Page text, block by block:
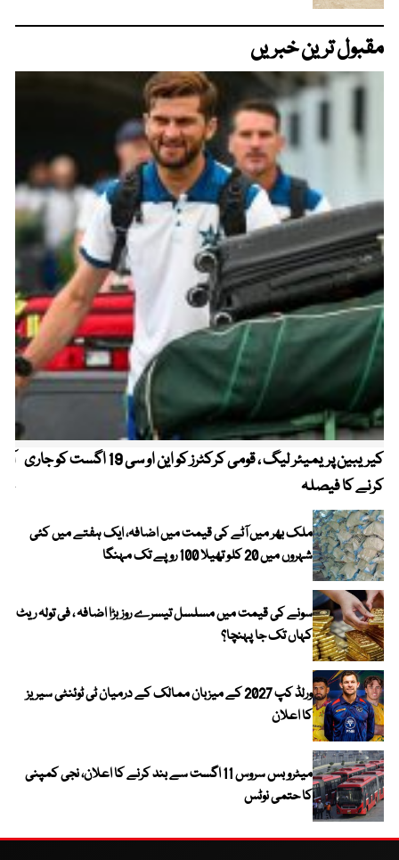
مقبول ترین خبریں
کیریبین پریمیئر لیگ ، قومی کرکٹرز کو این او سی 19 اگست کو جاری
کرنے کا فیصلہ
ملک بھر میں آٹے کی قیمت میں اضافہ، ایک ہفتے میں کئی
شہروں میں 20 کلو تھیلا 100 روپے تک مہنگا
سونے کی قیمت میں مسلسل تیسرے روز بڑا اضافہ ، فی تولہ ریٹ
کہاں تک جا پہنچا؟
ورلڈ کپ 2027 کے میزبان ممالک کے درمیان ٹی ٹوئنٹی سیریز
کا اعلان
میٹرو بس سروس 11 اگست سے بند کرنے کا اعلان، نجی کمپنی
کا حتمی نوٹس